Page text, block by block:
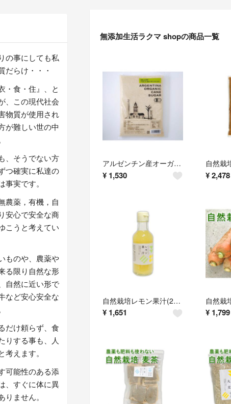
無添加生活ラクマ shopの商品一覧
アルゼンチン産オーガニックシュガー(1kg)★恵まれた自然条件の中で生まれた砂糖
¥ 1,530 ¥2,478
自然栽培レモン果汁(200ml)★丸ごと搾ったストレート★無添加★無肥料・無農薬
¥ 1,651 ¥ 1,799
の事にしても私
だらけ・・・
・食・住』、と
、この現代社会
物質が使用され
が難しい世の中
、そうでない方
つ確実に私達の
実です。
農薬，有機，自
安心で安全な商
こうと考えてい
ものや、農薬や
る限り自然な形
自然に近い形で
など安心安全な
だけ頼らず、食
りする事も、人
えます。
可能性のある添
、すぐに体に異
ません。